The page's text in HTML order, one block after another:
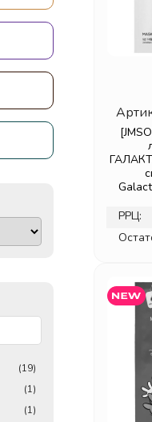
(19)
(1)
(1)
РРЦ: